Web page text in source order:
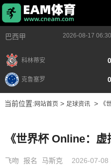
巴西甲 2026-08-17 06:30
科林蒂安 0
克鲁塞罗 0
当前位置: 网站首页> 足球资讯> 《
《世界杯 Online：
飞吻 报名 马斯克 2026-07-08